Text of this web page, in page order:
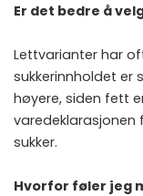
Er det bedre å
Lettvarianter har
sukkerinnholdet er
høyere, siden fett
varedeklarasjonen
sukker.
Hvorfor føler jeg